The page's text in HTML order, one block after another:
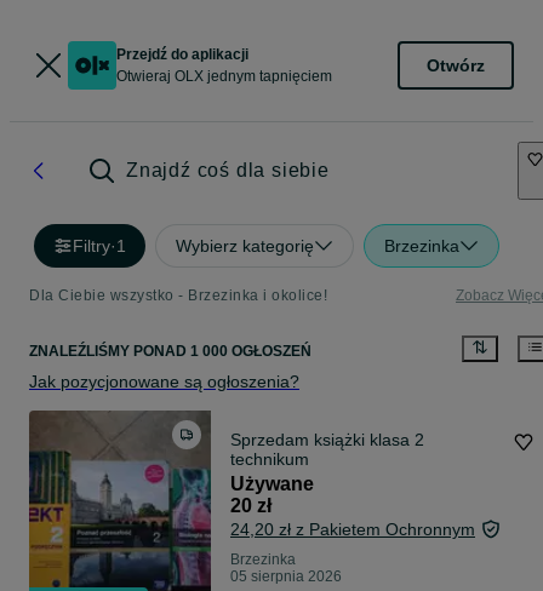
Przejdź do aplikacji
Otwieraj OLX jednym tapnięciem
Otwórz
Znajdź coś dla siebie
Filtry·1 Wybierz kategorię Brzezinka
Dla Ciebie wszystko - Brzezinka i okolice! Zobacz
ZNALEŹLIŚMY PONAD 1 000 OGŁOSZEŃ
Jak pozycjonowane są ogłoszenia?
Sprzedam książki klasa 2
technikum
Używane
20 zł
24,20 zł z Pakietem Ochronnym
Brzezinka
05 sierpnia 2026